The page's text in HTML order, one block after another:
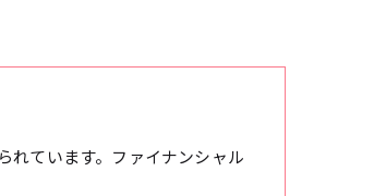
れています。ファイナンシャル